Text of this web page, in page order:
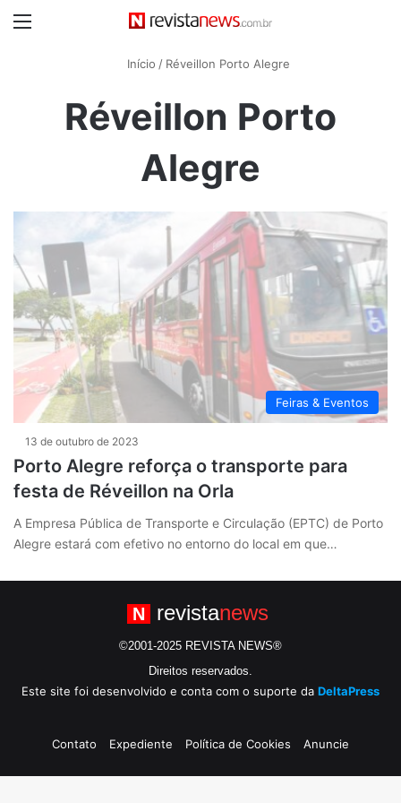
Início / Réveillon Porto Alegre
Réveillon Porto
Alegre
Feiras & Eventos
13 de outubro de 2023
Porto Alegre reforça o transporte para
festa de Réveillon na Orla
A Empresa Pública de Transporte e Circulação (EPTC) de Porto
Alegre estará com efetivo no entorno do local em que…
N revistanews
©2001-2025 REVISTA NEWS®
Direitos reservados.
Este site foi desenvolvido e conta com o suporte da DeltaPress
Contato Expediente Política de Cookies Anuncie